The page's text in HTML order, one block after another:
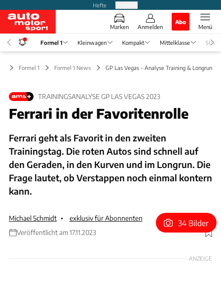
Hefte
Marken Anmelden
Abo
Menü
Formel 1 Kleinwagen Kompakt Mittelklasse SUV
Formel 1 Formel 1 News GP Las Vegas - Analyse Training & Longrun-
TRAININGSANALYSE GP LAS VEGAS 2023
Ferrari in der Favoritenrolle
Ferrari geht als Favorit in den zweiten
Trainingstag. Die roten Autos sind schnell auf
den Geraden, in den Kurven und im Longrun. Die
Frage lautet, ob Verstappen noch einmal kontern
kann.
Michael Schmidt
exklusiv für Abonnenten
Veröffentlicht am 17.11.2023
Foto: xpb
34 Bilder
ANZEIGE